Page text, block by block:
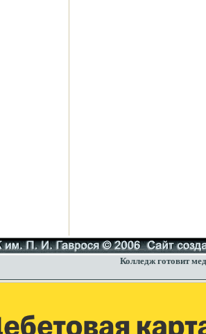
Колледж готовит